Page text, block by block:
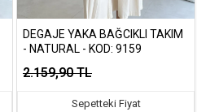
DEGAJE YAKA BAĞCIKLI TAKIM
- NATURAL - KOD: 9159
2.159,90 TL
Sepetteki Fiyat